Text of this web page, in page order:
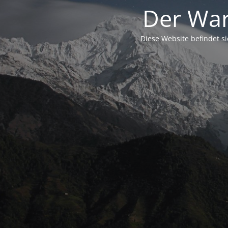
Der
Diese Website befindet